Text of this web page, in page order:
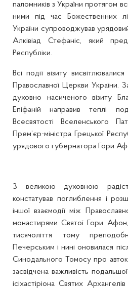
паломників з України протягом
ними під час Божественних
України супроводжував
Алківіад Стефаніс, який
Республіки.
Всі події візиту
Православної Церкви України.
духовно насиченого візиту
Епіфаній направив теплі
Всесвятості Вселенського
Прем’єр-міністра Грецької
урядового губернатора Гори
З великою духовною
констатував поглиблення і
іншої взаємодії між
монастирями Святої Гори
тисячоліття тому
Печерським і нині оновилася
Синодального Томосу про
засвідчена важливість
ісіхастіріона Святих